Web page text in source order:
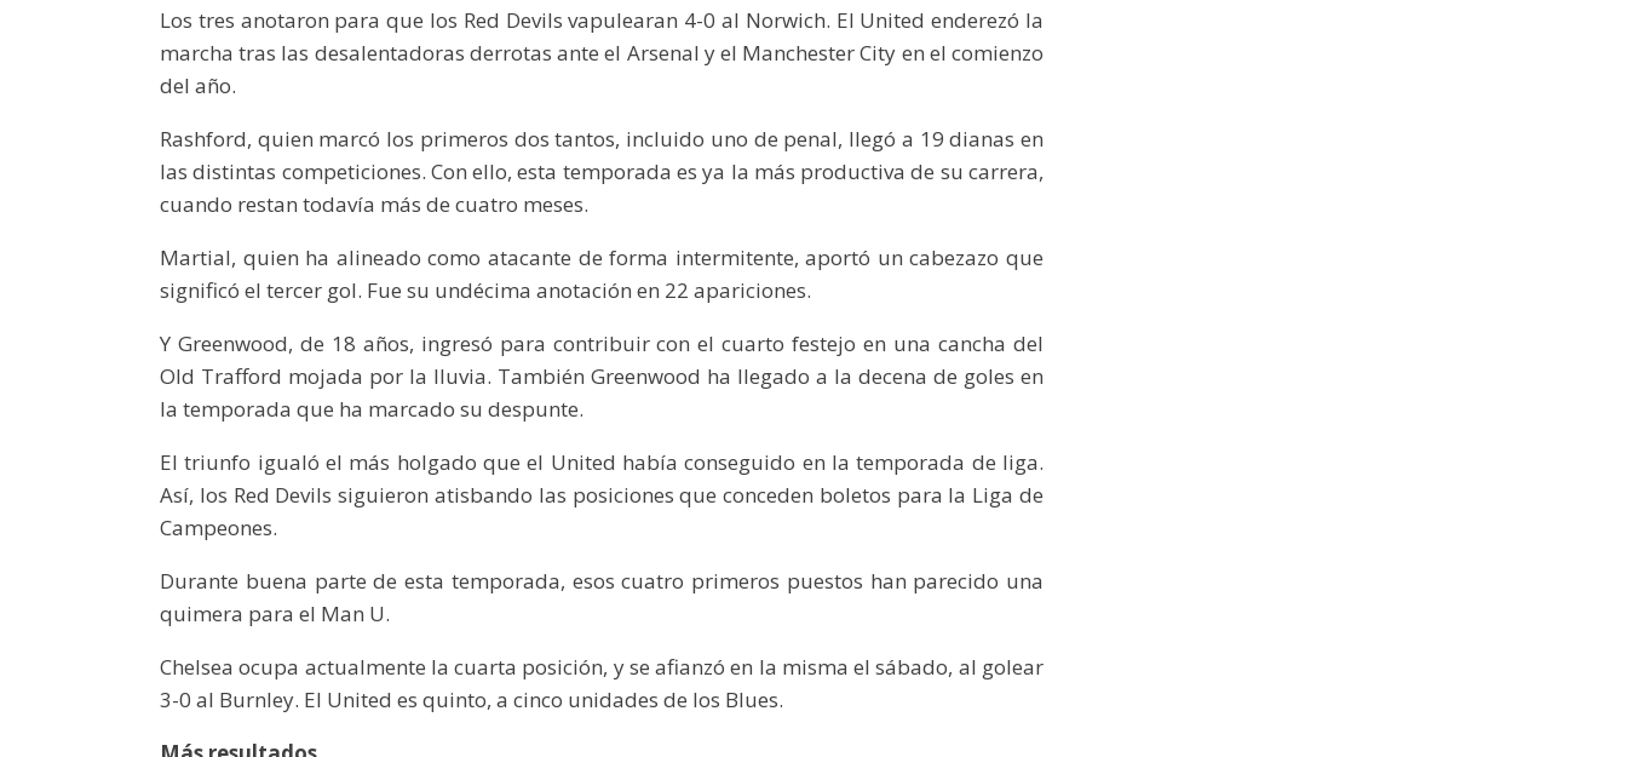
Los tres anotaron para que los Red Devils vapulearan 4-0 al Norwich. El United enderezó la
marcha tras las desalentadoras derrotas ante el Arsenal y el Manchester City en el comienzo
del año.
Rashford, quien marcó los primeros dos tantos, incluido uno de penal, llegó a 19 dianas en
las distintas competiciones. Con ello, esta temporada es ya la más productiva de su carrera,
cuando restan todavía más de cuatro meses.
Martial, quien ha alineado como atacante de forma intermitente, aportó un cabezazo que
significó el tercer gol. Fue su undécima anotación en 22 apariciones.
Y Greenwood, de 18 años, ingresó para contribuir con el cuarto festejo en una cancha del
Old Trafford mojada por la lluvia. También Greenwood ha llegado a la decena de goles en
la temporada que ha marcado su despunte.
El triunfo igualó el más holgado que el United había conseguido en la temporada de liga.
Así, los Red Devils siguieron atisbando las posiciones que conceden boletos para la Liga de
Campeones.
Durante buena parte de esta temporada, esos cuatro primeros puestos han parecido una
quimera para el Man U.
Chelsea ocupa actualmente la cuarta posición, y se afianzó en la misma el sábado, al golear
3-0 al Burnley. El United es quinto, a cinco unidades de los Blues.